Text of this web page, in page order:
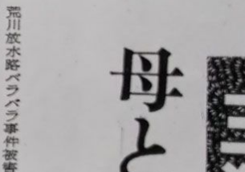
実 選手が明かす...